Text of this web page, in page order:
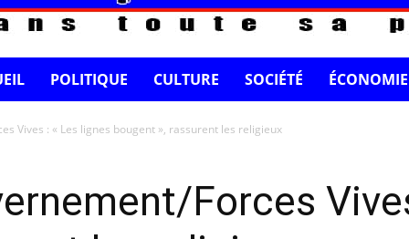
POLITIQUE CULTURE SOCIÉTÉ ÉCONOMIE
Vives : « Les lignes bougent », rassurent les religieux
Forces